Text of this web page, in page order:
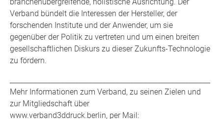
Verband bündelt die Interessen der Hersteller, der
forschenden Institute und der Anwender, um sie
gegenüber der Politik zu vertreten und um einen breiten
gesellschaftlichen Diskurs zu dieser Zukunfts-Technologie
zu fördern.
Mehr Informationen zum Verband, zu seinen Zielen und
zur Mitgliedschaft über
www.verband3ddruck.berlin, per Mail: